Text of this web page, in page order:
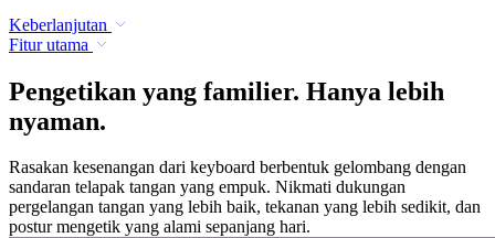
Keberlanjutan
Fitur utama
Pengetikan yang familier. Hanya lebih
nyaman.
Rasakan kesenangan dari keyboard berbentuk gelombang dengan
sandaran telapak tangan yang empuk. Nikmati dukungan
pergelangan tangan yang lebih baik, tekanan yang lebih sedikit, dan
postur mengetik yang alami sepanjang hari.